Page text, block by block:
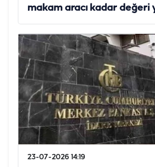
makam aracı kadar değeri
23-07-2026 14:19